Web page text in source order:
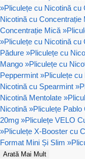
»Pliculețe cu Nicotină cu
Nicotină cu Concentrație
Concentrație Mică »
»Pliculețe cu Nicotină cu
Pădure »Pliculețe cu
Mango »Pliculețe cu
Peppermint »Pliculețe cu
Nicotină cu Spearmint »
Nicotină Mentolate »
Nicotină »Pliculețe Pablo
20mg »Pliculețe VELO
»Pliculețe X-Booster cu
Format Mini Și Slim »
Arată Mai Mult